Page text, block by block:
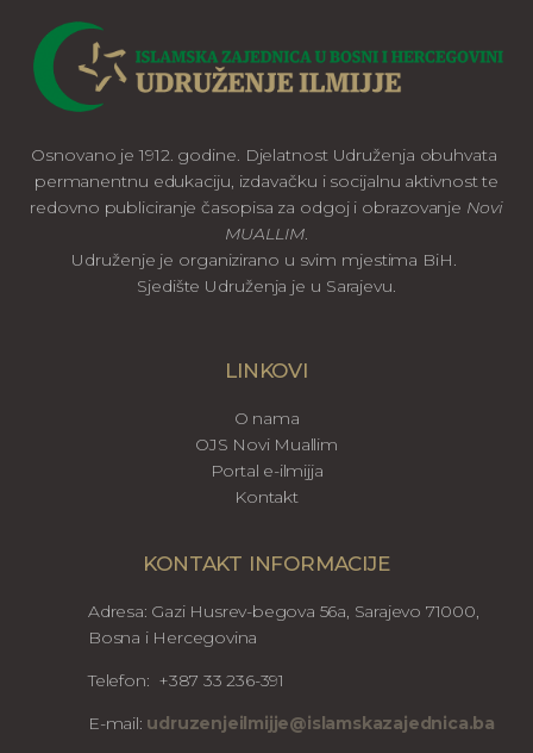
Osnovano je 1912. godine. Djelatnost Udruženja obuhvata
permanentnu edukaciju, izdavačku i socijalnu aktivnost te
redovno publiciranje časopisa za odgoj i obrazovanje Novi
MUALLIM.
Udruženje je organizirano u svim mjestima BiH.
Sjedište Udruženja je u Sarajevu.
LINKOVI
O nama
OJS Novi Muallim
Portal e-ilmijja
Kontakt
KONTAKT INFORMACIJE
Adresa: Gazi Husrev-begova 56a, Sarajevo 71000,
Bosna i Hercegovina
Telefon: +387 33 236-391
E-mail: udruzenjeilmijje@islamskazajednica.ba